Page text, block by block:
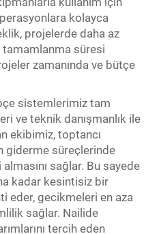
kolayca
projelerde daha az
tamamlanma süresi
zamanında ve bütçe
sistemlerimiz tam
ve teknik danışmanlık ile
ekibimiz, toptancı
giderme süreçlerinde
sağlar. Bu sayede
kadar kesintisiz bir
eder, gecikmeleri en aza
sağlar. Nailide
tercih eden